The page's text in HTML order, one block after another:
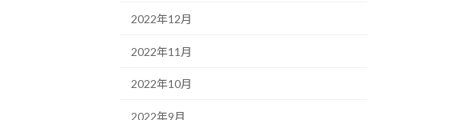
2022年12月
2022年11月
2022年10月
2022年9月